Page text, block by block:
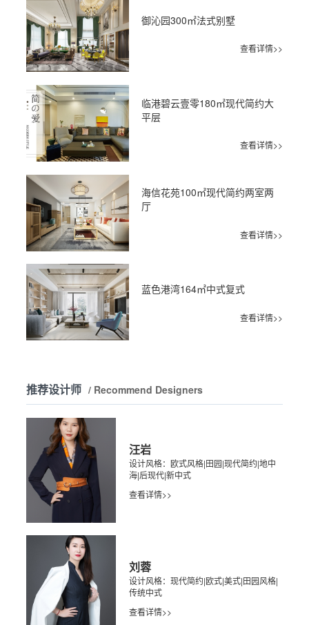
御沁园300㎡法式别墅
查看详情>>
临港碧云壹零180㎡现代简约大
平层
查看详情>>
海信花苑100㎡现代简约两室两
厅
查看详情>>
蓝色港湾164㎡中式复式
查看详情>>
推荐设计师 / Recommend Designers
汪岩
设计风格：欧式风格|田园|现代简约|地中
海|后现代|新中式
查看详情>>
刘蓉
设计风格：现代简约|欧式|美式|田园风格|
传统中式
查看详情>>